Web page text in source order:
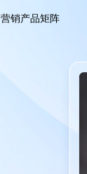
营销产品矩阵